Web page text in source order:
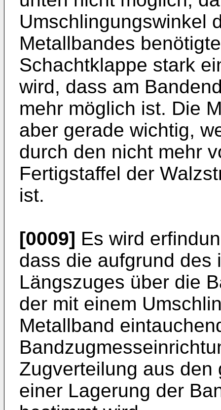
Umschlingungswinkel
Metallbandes
Schachtklappe stark
wird, dass am
mehr möglich ist. Die
aber gerade wichtig,
durch den nicht mehr
Fertigstaffel der
ist.
[0009] Es wird
dass die aufgrund des
Längszuges über die
der mit einem
Metallband
Zugverteilung aus
einer Lagerung der